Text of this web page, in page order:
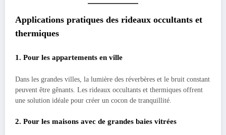
Applications pratiques des rideaux occultants et
thermiques
1. Pour les appartements en ville
Dans les grandes villes, la lumière des réverbères et le bruit constant
peuvent être gênants. Les rideaux occultants et thermiques offrent
une solution idéale pour créer un cocon de tranquillité.
2. Pour les maisons avec de grandes baies vitrées